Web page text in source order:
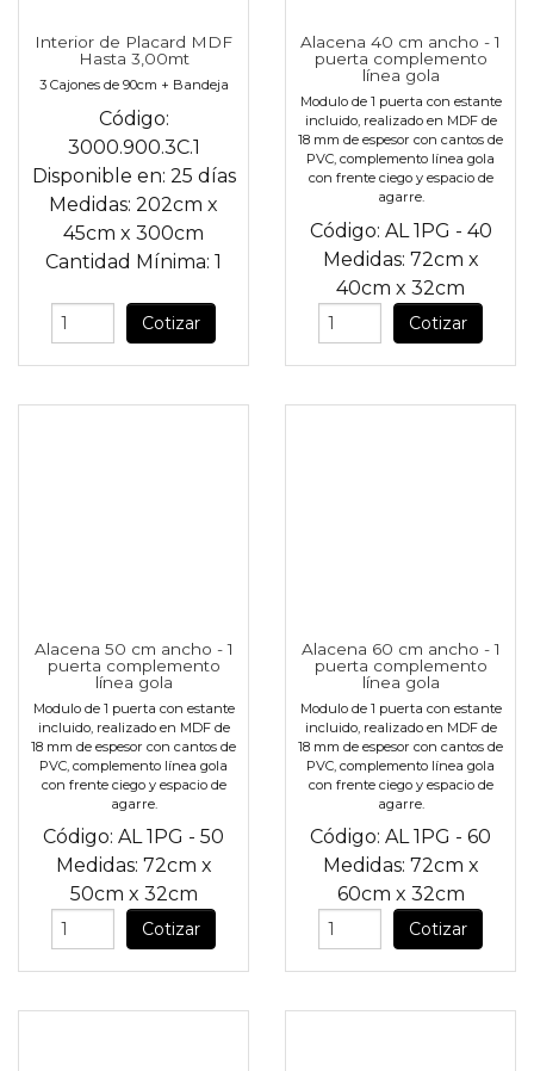
Interior de Placard MDF
Hasta 3,00mt
3 Cajones de 90cm + Bandeja
Código:
3000.900.3C.1
Disponible en: 25 días
Medidas: 202cm x
45cm x 300cm
Cantidad Mínima: 1
Cotizar
Alacena 40 cm ancho - 1
puerta complemento
línea gola
Modulo de 1 puerta con estante
incluido, realizado en MDF de
18 mm de espesor con cantos de
PVC, complemento línea gola
con frente ciego y espacio de
agarre.
Código: AL 1PG - 40
Medidas: 72cm x
40cm x 32cm
Cotizar
Alacena 50 cm ancho - 1
puerta complemento
línea gola
Modulo de 1 puerta con estante
incluido, realizado en MDF de
18 mm de espesor con cantos de
PVC, complemento línea gola
con frente ciego y espacio de
agarre.
Código: AL 1PG - 50
Medidas: 72cm x
50cm x 32cm
Cotizar
Alacena 60 cm ancho - 1
puerta complemento
línea gola
Modulo de 1 puerta con estante
incluido, realizado en MDF de
18 mm de espesor con cantos de
PVC, complemento línea gola
con frente ciego y espacio de
agarre.
Código: AL 1PG - 60
Medidas: 72cm x
60cm x 32cm
Cotizar